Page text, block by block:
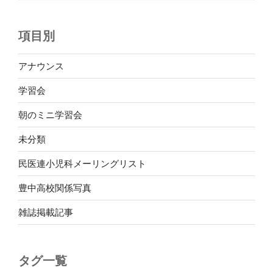
項目別
アナウンス
学習会
朝のミニ学習会
未分類
民医連小児科メーリングリスト
豊中高校関係写真
雑誌掲載記事
タグ一覧